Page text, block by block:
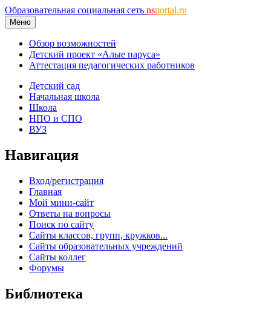
Образовательная социальная сеть nsportal.ru
Меню
Обзор возможностей
Детский проект «Алые паруса»
Аттестация педагогических работников
Детский сад
Начальная школа
Школа
НПО и СПО
ВУЗ
Навигация
Вход/регистрация
Главная
Мой мини-сайт
Ответы на вопросы
Поиск по сайту
Сайты классов, групп, кружков...
Сайты образовательных учреждений
Сайты коллег
Форумы
Библиотека